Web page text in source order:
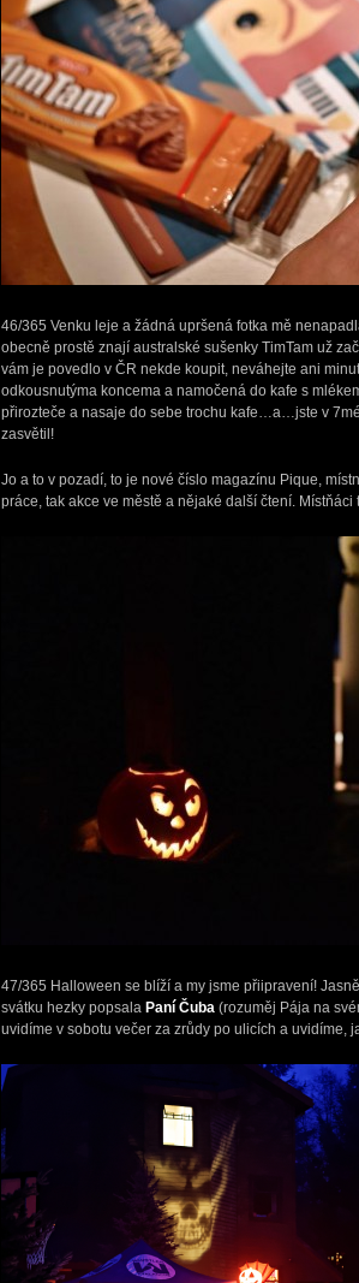
46/365 Venku leje a žádná upršená fotka mě
obecně prostě znají australské sušenky TimTam už
vám je povedlo v ČR nekde koupit, neváhejte ani
odkousnutýma koncema a namočená do kafe s
přirozteče a nasaje do sebe trochu kafe…a…jste v
zasvětil!
Jo a to v pozadí, to je nové číslo magazínu Pique,
práce, tak akce ve městě a nějaké další čtení. Místňáci
47/365 Halloween se blíží a my jsme přiipravení!
svátku hezky popsala Paní Čuba (rozuměj Pája na
uvidíme v sobotu večer za zrůdy po ulicích a uvidíme,